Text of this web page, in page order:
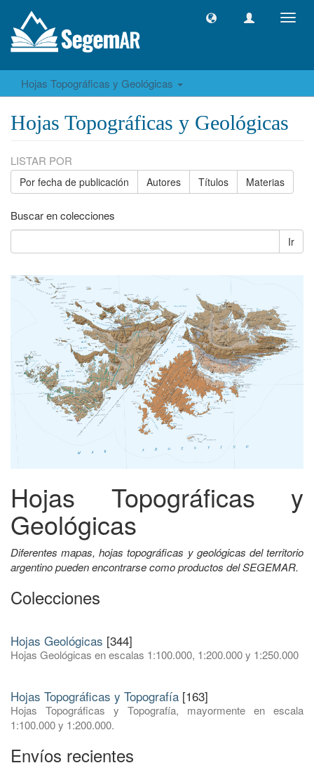
Hojas Topográficas y Geológicas
Hojas Topográficas y Geológicas
LISTAR POR
Por fecha de publicación Autores Títulos Materias
Buscar en colecciones
Ir
Hojas Topográficas y
Geológicas
Diferentes mapas, hojas topográficas y geológicas del territorio
argentino pueden encontrarse como productos del SEGEMAR.
Colecciones
Hojas Geológicas [344]
Hojas Geológicas en escalas 1:100.000, 1:200.000 y 1:250.000
Hojas Topográficas y Topografía [163]
Hojas Topográficas y Topografía, mayormente en escala
1:100.000 y 1:200.000.
Envíos recientes